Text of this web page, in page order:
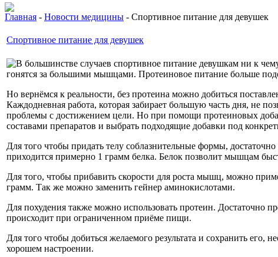
Главная - Новости медицины - Спортивное питание для девушек
Спортивное питание для девушек
В большинстве случаев спортивное питание девушкам ни к
гонятся за большими мышцами. Протеиновое питание больше
Но вернёмся к реальности, без протеина можно добиться
Каждодневная работа, которая забирает большую часть дня, не
проблемы с достижением цели. Но при помощи протеиновых
составами препаратов и выбрать подходящие добавки под
Для того чтобы придать телу соблазнительные формы,
приходится примерно 1 грамм белка. Белок позволит мышцам
Для того, чтобы прибавить скорости для роста мышц, можно
грамм. Так же можно заменить гейнер аминокислотами.
Для похудения также можно использовать протеин. Достаточно
происходит при ограниченном приёме пищи.
Для того чтобы добиться желаемого результата и сохранить его,
хорошем настроении.